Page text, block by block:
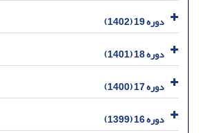
دوره 19 (1402)
دوره 18 (1401)
دوره 17 (1400)
دوره 16 (1399)